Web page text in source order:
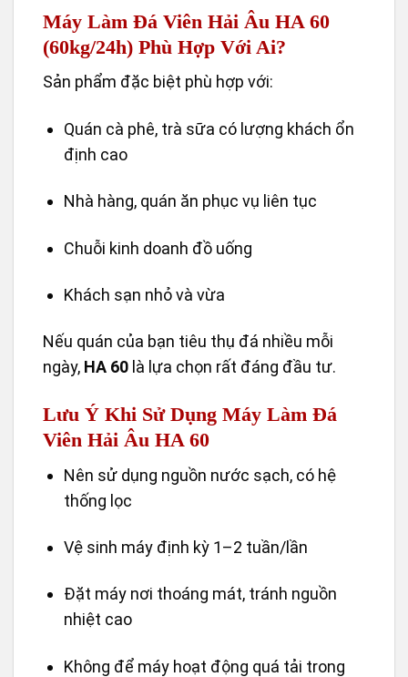
Máy Làm Đá Viên Hải Âu HA 60
(60kg/24h) Phù Hợp Với Ai?
Sản phẩm đặc biệt phù hợp với:
Quán cà phê, trà sữa có lượng khách ổn
định cao
Nhà hàng, quán ăn phục vụ liên tục
Chuỗi kinh doanh đồ uống
Khách sạn nhỏ và vừa
Nếu quán của bạn tiêu thụ đá nhiều mỗi
ngày, HA 60 là lựa chọn rất đáng đầu tư.
Lưu Ý Khi Sử Dụng Máy Làm Đá
Viên Hải Âu HA 60
Nên sử dụng nguồn nước sạch, có hệ
thống lọc
Vệ sinh máy định kỳ 1–2 tuần/lần
Đặt máy nơi thoáng mát, tránh nguồn
nhiệt cao
Không để máy hoạt động quá tải trong